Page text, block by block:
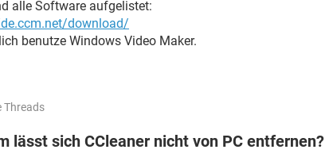
alle Software aufgelistet:
download/
benutze Windows Video Maker.
Threads
lässt sich CCleaner nicht von PC entfernen?